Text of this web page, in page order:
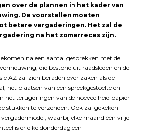
over de plannen in het kader van
De voorstellen moeten
betere vergaderingen. Het zal de
na het zomerreces zijn.
na een aantal gesprekken met de
die bestond uit raadsleden en de
AZ zal zich beraden over zaken als de
het plaatsen van een spreekgestoelte en
het terugdringen van de hoeveelheid papier
stukken te verzenden. Ook zal gekeken
waarbij elke maand één vrije
is er elke donderdag een